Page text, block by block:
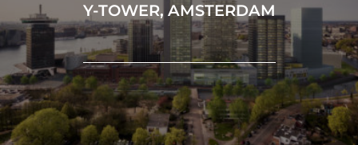
Y-TOWER, AMSTERDAM